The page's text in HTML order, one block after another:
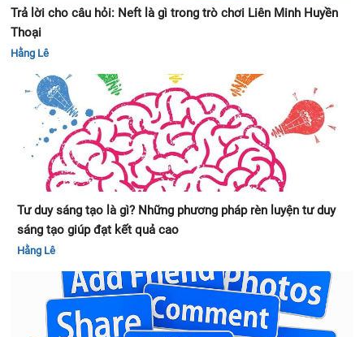
Trả lời cho câu hỏi: Neft là gì trong trò chơi Liên Minh Huyền
Thoại
Hằng Lê
Tư duy sáng tạo là gì? Những phương pháp rèn luyện tư duy
sáng tạo giúp đạt kết quả cao
Hằng Lê